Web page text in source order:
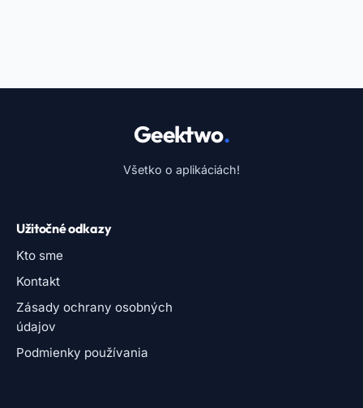
Geektwo.
Všetko o aplikáciách!
Užitočné odkazy
Kto sme
Kontakt
Zásady ochrany osobných
údajov
Podmienky používania